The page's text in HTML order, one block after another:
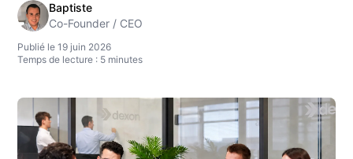
Baptiste
Co-Founder / CEO
Publié le 19 juin 2026
Temps de lecture : 5 minutes